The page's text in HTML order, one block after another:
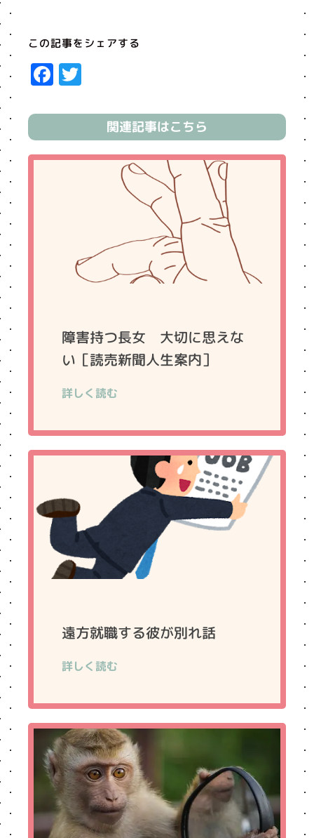
この記事をシェアする
Facebook
関連記事はこちら
障害持つ長女 大切に思えな
い［読売新聞人生案内］
詳しく読む
遠方就職する彼が別れ話
詳しく読む